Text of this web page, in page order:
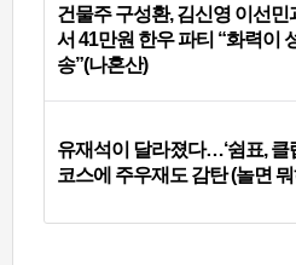
건물주 구성환, 김신영 이선민
서 41만원 한우 파티 “화력이
송”(나혼산)
유재석이 달라졌다…‘쉼표, 클
코스에 주우재도 감탄 (놀면